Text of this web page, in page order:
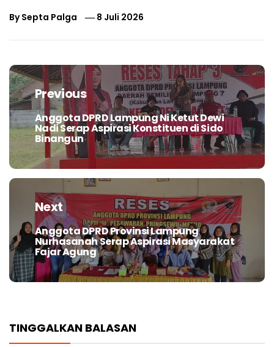
BySepta Palga 8 Juli 2026
Navigasi
posPrevious
Previous
post:
Anggota DPRD Lampung Ni Ketut Dewi
Nadi Serap Aspirasi Konstituen di Sido
Binangun
Next
Next
post:
Anggota DPRD Provinsi Lampung
Nurhasanah Serap Aspirasi Masyarakat
Fajar Agung
TINGGALKAN BALASAN